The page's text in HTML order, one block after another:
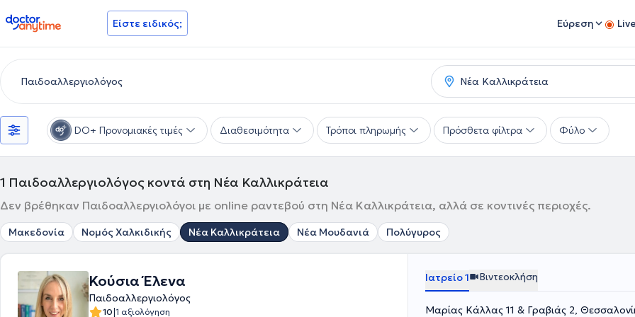
doctoranytime Είστε ειδικός; Εύρεση
DO+ Προνομιακές τιμές Διαθεσιμότητα Τρόποι πληρωμής Πρόσθετα φίλτρα Φύλο
1 Παιδοαλλεργιολόγος κοντά στη Νέα Καλλικράτεια
Δεν βρέθηκαν Παιδοαλλεργιολόγοι με online ραντεβού στη Νέα Καλλικράτεια, αλλά σε κοντινές περιοχές.
Μακεδονία Νομός Χαλκιδικής Νέα Καλλικράτεια Νέα Μουδανιά Πολύγυρος
Κούσια Έλενα
Παιδοαλλεργιολόγος
10|1 αξιολόγηση
Ιατρείο 1 Βιντεοκλήση
Μαρίας Κάλλας 11 & Γραβιάς 2,